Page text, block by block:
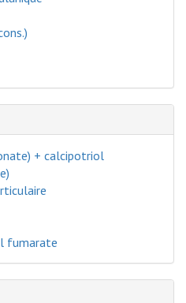
+ calcipotriol
fumarate